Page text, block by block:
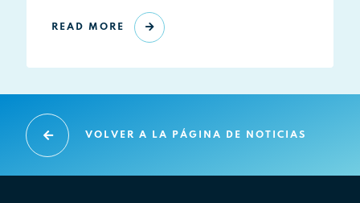
READ MORE
VOLVER A LA PÁGINA DE NOTICIAS